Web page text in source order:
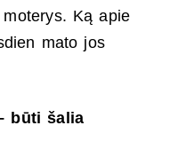
Ką apie
mato jos
būti šalia